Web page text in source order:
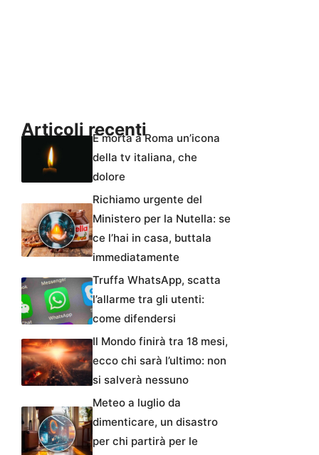
Articoli recentiÈ morta a Roma un’icona
della tv italiana, che
dolore
Richiamo urgente del
Ministero per la Nutella: se
ce l’hai in casa, buttala
immediatamente
Truffa WhatsApp, scatta
l’allarme tra gli utenti:
come difendersi
Il Mondo finirà tra 18 mesi,
ecco chi sarà l’ultimo: non
si salverà nessuno
Meteo a luglio da
dimenticare, un disastro
per chi partirà per le